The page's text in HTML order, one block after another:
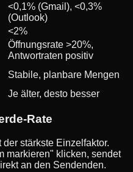
<0,1% (Gmail), <0,3%
(Outlook)
<2%
Öffnungsrate >20%,
Antwortraten positiv
Stabile, planbare Mengen
Je älter, desto besser
Rate
stärkste Einzelfaktor.
markieren" klicken, sendet
an den Sendenden.